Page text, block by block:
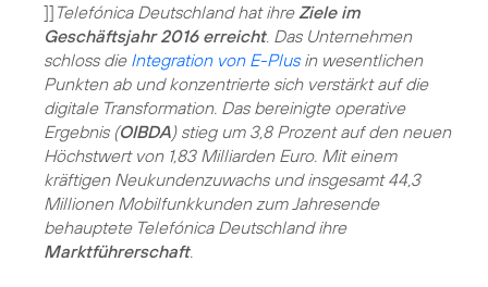
]] Telefónica Deutschland hat ihreZiele im
Geschäftsjahr 2016 erreicht. Das Unternehmen
schloss die Integration von E-Plusin wesentlichen
Punkten ab und konzentrierte sich verstärkt auf die
digitale Transformation. Das bereinigte operative
Ergebnis (OIBDA) stieg um 3,8 Prozent auf den neuen
Höchstwert von 1,83 Milliarden Euro. Mit einem
kräftigen Neukundenzuwachs und insgesamt 44,3
Millionen Mobilfunkkunden zum Jahresende
behauptete Telefónica Deutschland ihre
Marktführerschaft.